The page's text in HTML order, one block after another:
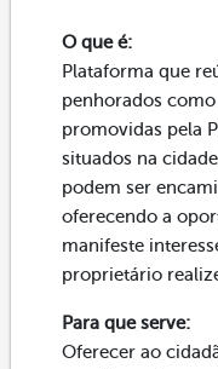
O que é:
Plataforma que
penhorados
promovidas pela
situados na
podem ser
oferecendo a
manifeste
proprietário
Para que serve:
Oferecer ao